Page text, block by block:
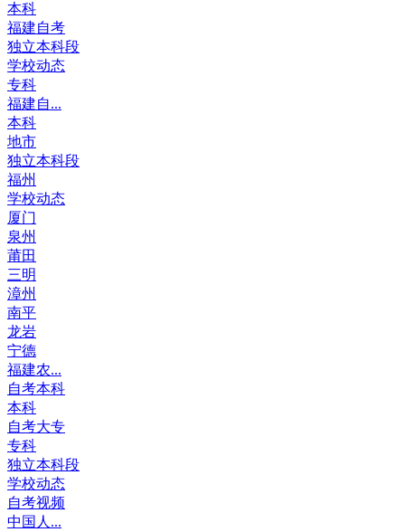
本科
福建自考
独立本科段
学校动态
专科
福建自...
本科
地市
独立本科段
福州
学校动态
厦门
泉州
莆田
三明
漳州
南平
龙岩
宁德
福建农...
自考本科
本科
自考大专
专科
独立本科段
学校动态
自考视频
中国人...